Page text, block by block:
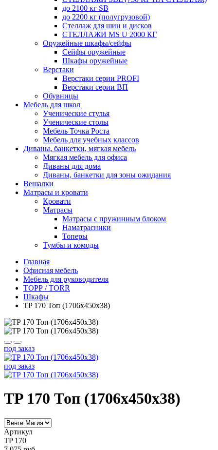
до 2100 кг SB
до 2200 кг (полугрузовой)
Стеллаж для шин и дисков
СТЕЛЛАЖИ MS U 2000 КГ
Оружейные шкафы/сейфы
Сейфы оружейные
Шкафы оружейные
Верстаки
Верстаки серии PROFI
Верстаки серии ВП
Обувницы
Мебель для школ
Ученические стулья
Ученические столы
Мебель Точка Роста
Мебель для учебных классов
Диваны, банкетки, мягкая мебель
Мягкая мебель для офиса
Диваны для дома
Диваны, банкетки для зоны ожидания
Вешалки
Матрасы и кровати
Кровати
Матрасы
Матрасы с пружинным блоком
Наматрасники
Топеры
Тумбы и комоды
Главная
Офисная мебель
Мебель для руководителя
ТОРР / TORR
Шкафы
TP 170 Топ (1706х450х38)
под заказ
под заказ
TP 170 Топ (1706х450х38)
Артикул
TP 170